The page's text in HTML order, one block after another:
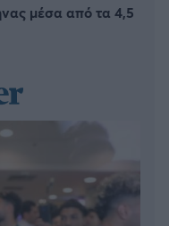
μέσα από τα 4,5